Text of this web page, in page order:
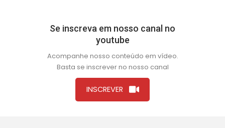
Se inscreva em nosso canal no
youtube
Acompanhe nosso conteúdo em vídeo.
Basta se inscrever no nosso canal
INSCREVER